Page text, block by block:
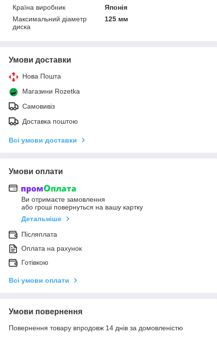
Країна виробник
Японія
Максимальний діаметр
диска
125 мм
Умови доставки
Нова Пошта
Магазини Rozetka
Самовивіз
Доставка поштою
Всі умови доставки
Умови оплати
Ви отримаєте замовлення
або гроші повернуться на вашу картку
Детальніше
Післяплата
Оплата на рахунок
Готівкою
Всі умови оплати
Умови повернення
Повернення товару впродовж 14 днів за домовленістю